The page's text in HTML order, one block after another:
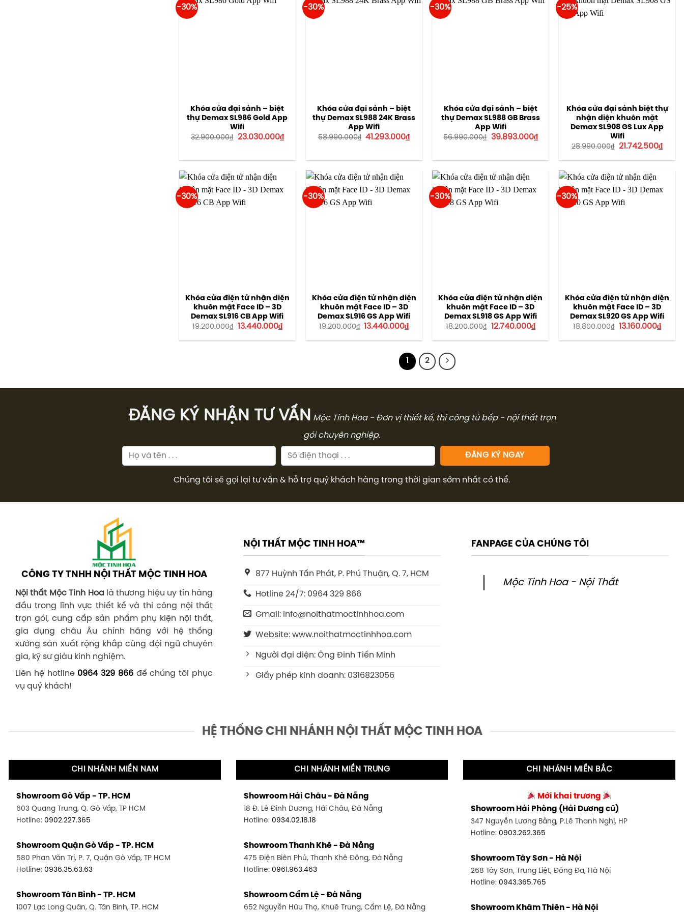
-30%
Khóa cửa đại sảnh – biệt
thự Demax SL986 Gold App
Wifi
32.900.000₫
Giá
23.030.000₫Giá
hiện
-30%
Khóa cửa đại sảnh – biệt
thự Demax SL988 24K Brass
App Wifi
58.990.000₫ Giá
41.293.000₫Giá
hiện
-30%
Khóa cửa đại sảnh – biệt
thự Demax SL988 GB Brass
App Wifi
56.990.000₫ Giá
39.893.000₫Giá
hiện
-25%
Khóa cửa đại sảnh biệt thự
nhận diện khuôn mặt
Demax SL908 GS Lux App
Wifi
28.990.000₫ Giá
là:
21.742.500₫Giá
hiện
tại
-30%
Khóa cửa điện tử nhận diện
khuôn mặt Face ID – 3D
Demax SL916 CB App Wifi
19.200.000₫ Giá
là:
13.440.000₫Giá
hiện
tại
-30%
Khóa cửa điện tử nhận diện
khuôn mặt Face ID – 3D
Demax SL916 GS App Wifi
19.200.000₫ Giá
là:
13.440.000₫Giá
hiện
tại
13.440.000₫.
-30%
Khóa cửa điện tử nhận diện
khuôn mặt Face ID – 3D
Demax SL918 GS App Wifi
18.200.000₫ Giá
là:
12.740.000₫Giá
hiện
tại
-30%
Khóa cửa điện tử nhận diện
khuôn mặt Face ID – 3D
Demax SL920 GS App Wifi
18.800.000₫ Giá
là:
13.160.000₫Giá
hiện
tại
1
2
ĐĂNG KÝ NHẬN TƯ VẤN Mộc Tinh Hoa - Đơn vị thiết kế, thi công tủ bếp - nội thất trọn
gói chuyên nghiệp.
Chúng tôi sẽ gọi lại tư vấn & hỗ trợ quý khách hàng trong thời gian sớm nhất có thể.
CÔNG TY TNHH NỘI THẤT MỘC TINH HOA
Nội thất Mộc Tinh Hoalà thương hiệu uy tín hàng
đầu trong lĩnh vực thiết kế và thi công nội thất
trọn gói, cung cấp sản phẩm phụ kiện nội thất,
gia dụng châu Âu chính hãng với hệ thống
xưởng sản xuất rộng khắp cùng đội ngũ chuyên
gia, kỹ sư giàu kinh nghiệm.
Liên hệ hotline 0964 329 866để chúng tôi phục
vụ quý khách!
NỘI THẤT MỘC TINH HOA™
877 Huỳnh Tấn Phát, P. Phú Thuận, Q. 7, HCM
Hotline 24/7: 0964 329 866
Gmail: info@noithatmoctinhhoa.com
Website: www.noithatmoctinhhoa.com
Người đại diện: Ông Đinh Tiến Minh
Giấy phép kinh doanh: 0316823056
FANPAGE CỦA CHÚNG TÔI
Mộc Tinh Hoa - Nội Thất
HỆ THỐNG CHI NHÁNH NỘI THẤT MỘC TINH HOA
CHI NHÁNH MIỀN NAM
Showroom Gò Vấp - TP. HCM
603 Quang Trung, Q. Gò Vấp, TP HCM
Hotline: 0902.227.365
Showroom Quận Gò Vấp - TP. HCM
580 Phan Văn Trị, P. 7, Quận Gò Vấp, TP HCM
Hotline: 0936.35.63.63
Showroom Tân Bình - TP. HCM
1007 Lạc Long Quân, Q. Tân Bình, TP. HCM
CHI NHÁNH MIỀN TRUNG
Showroom Hải Châu - Đà Nẵng
18 Đ. Lê Đình Dương, Hải Châu, Đà Nẵng
Hotline: 0934.02.18.18
Showroom Thanh Khê - Đà Nẵng
475 Điện Biên Phủ, Thanh Khê Đông, Đà Nẵng
Hotline: 0961.963.463
Showroom Cẩm Lệ - Đà Nẵng
652 Nguyễn Hữu Thọ, Khuê Trung, Cẩm Lệ, Đà Nẵng
CHI NHÁNH MIỀN BẮC
Mới khai trương
Showroom Hải Phòng (Hải Dương cũ)
347 Nguyễn Lương Bằng, P.Lê Thanh Nghị, HP
Hotline:0903.262.365
Showroom Tây Sơn - Hà Nội
268 Tây Sơn, Trung Liệt, Đống Đa, Hà Nội
Hotline:0943.365.765
Showroom Khâm Thiên - Hà Nội